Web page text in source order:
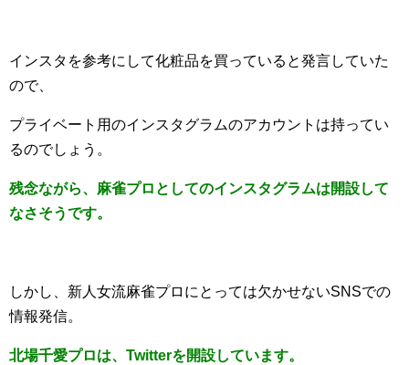
インスタを参考にして化粧品を買っていると発言していた
ので、
プライベート用のインスタグラムのアカウントは持ってい
るのでしょう。
残念ながら、麻雀プロとしてのインスタグラムは開設して
なさそうです。
しかし、新人女流麻雀プロにとっては欠かせないSNSでの
情報発信。
北場千愛プロは、Twitterを開設しています。